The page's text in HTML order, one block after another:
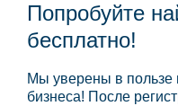
Попробуйте
бесплатно!
Мы уверены в
бизнеса! После